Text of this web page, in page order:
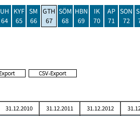
UH
64
KYF
65
SM
66
GTH
67
SÖM
68
HBN
69
IK
70
AP
71
SON
72
31.12.2010 31.12.2011 31.12.2012